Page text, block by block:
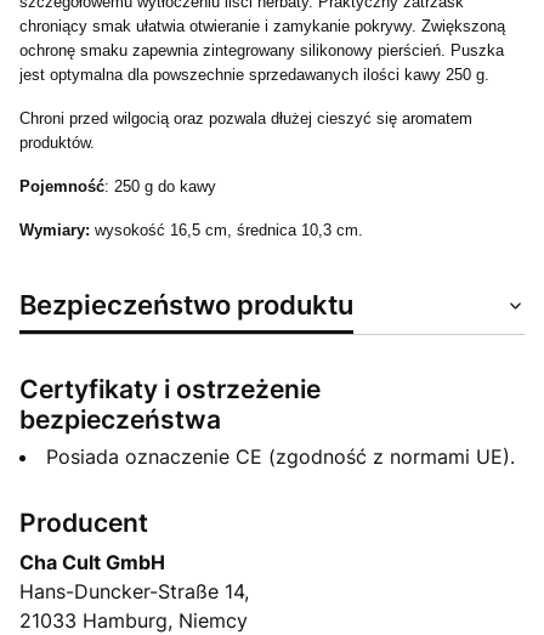
chroniący smak ułatwia otwieranie i zamykanie pokrywy. Zwiększoną
ochronę smaku zapewnia zintegrowany silikonowy pierścień.
Puszka
jest optymalna dla powszechnie sprzedawanych ilości kawy 250 g.
Chroni przed wilgocią oraz pozwala dłużej cieszyć się aromatem
produktów.
Pojemność: 250 g do kawy
Wymiary: wysokość 16,5 cm, średnica 10,3 cm.
Bezpieczeństwo produktu
Certyfikaty i ostrzeżenie
bezpieczeństwa
Posiada oznaczenie CE (zgodność z normami UE).
Producent
Cha Cult GmbH
Hans-Duncker-Straße 14,
21033 Hamburg, Niemcy